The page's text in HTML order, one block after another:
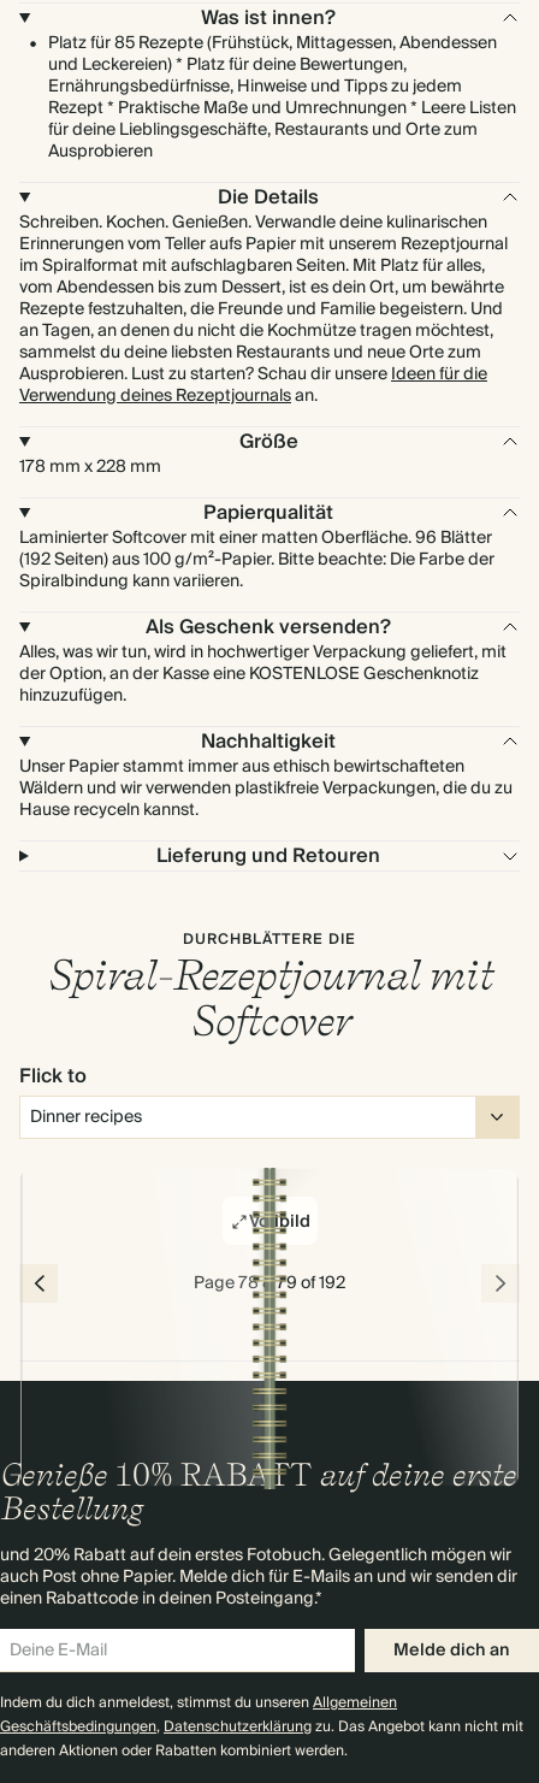
Was ist innen?
Platz für 85 Rezepte (Frühstück, Mittagessen, Abendessen
und Leckereien) * Platz für deine Bewertungen,
Ernährungsbedürfnisse, Hinweise und Tipps zu jedem
Rezept * Praktische Maße und Umrechnungen * Leere Listen
für deine Lieblingsgeschäfte, Restaurants und Orte zum
Ausprobieren
Die Details
Schreiben. Kochen. Genießen. Verwandle deine kulinarischen
Erinnerungen vom Teller aufs Papier mit unserem Rezeptjournal
im Spiralformat mit aufschlagbaren Seiten. Mit Platz für alles,
vom Abendessen bis zum Dessert, ist es dein Ort, um bewährte
Rezepte festzuhalten, die Freunde und Familie begeistern. Und
an Tagen, an denen du nicht die Kochmütze tragen möchtest,
sammelst du deine liebsten Restaurants und neue Orte zum
Ausprobieren. Lust zu starten? Schau dir unsereIdeen für die
Verwendung deines Rezeptjournalsan.
Größe
178 mm x 228 mm
Papierqualität
Laminierter Softcover mit einer matten Oberfläche. 96 Blätter
(192 Seiten) aus 100 g/m²-Papier. Bitte beachte: Die Farbe der
Spiralbindung kann variieren.
Als Geschenk versenden?
Alles, was wir tun, wird in hochwertiger Verpackung geliefert, mit
der Option, an der Kasse eine KOSTENLOSE Geschenknotiz
hinzuzufügen.
Nachhaltigkeit
Unser Papier stammt immer aus ethisch bewirtschafteten
Wäldern und wir verwenden plastikfreie Verpackungen, die du zu
Hause recyceln kannst.
Lieferung und Retouren
DURCHBLÄTTERE DIE
Spiral-Rezeptjournal mit
Softcover
Flick to
Vollbild
Page 78 & 79 of 192
Genieße 10% RABATT auf deine erste
Bestellung
und 20% Rabatt auf dein erstes Fotobuch. Gelegentlich mögen wir
auch Post ohne Papier. Melde dich für E-Mails an und wir senden dir
einen Rabattcode in deinen Posteingang.*
Melde dich an
Indem du dich anmeldest, stimmst du unserenAllgemeinen
Geschäftsbedingungen,Datenschutzerklärungzu. Das Angebot kann nicht mit
anderen Aktionen oder Rabatten kombiniert werden.